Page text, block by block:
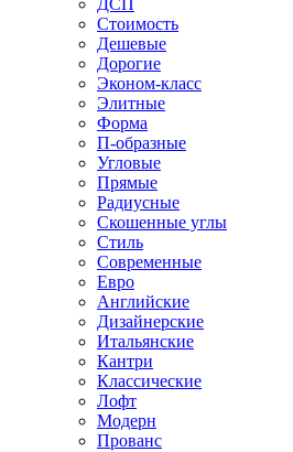
ДСП
Стоимость
Дешевые
Дорогие
Эконом-класс
Элитные
Форма
П-образные
Угловые
Прямые
Радиусные
Скошенные углы
Стиль
Современные
Евро
Английские
Дизайнерские
Итальянские
Кантри
Классические
Лофт
Модерн
Прованс